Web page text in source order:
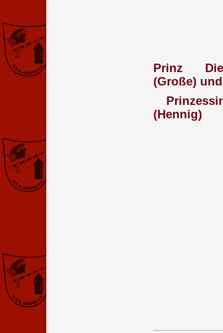
Prinz
(Große) und
(Hennig)